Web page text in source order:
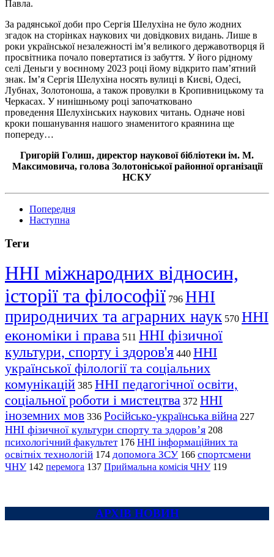
Павла.
За радянської доби про Сергія Шелухіна не було жодних
згадок на сторінках наукових чи довідкових видань. Лише в
роки української незалежності ім’я великого державотворця й
просвітника почало повертатися із забуття. У його рідному
селі Деньги у воєнному 2023 році йому відкрито пам’ятний
знак. Ім’я Сергія Шелухіна носять вулиці в Києві, Одесі,
Лубнах, Золотоноша, а також провулки в Кропивницькому та
Черкасах. У нинішньому році започатковано
проведення Шелухінських наукових читань. Одначе нові
кроки пошанування нашого знаменитого краянина ще
попереду…
Григорій Голиш, директор наукової бібліотеки ім. М.
Максимовича, голова Золотоніської районної організації
НСКУ
Попередня
Наступна
Теги
ННІ міжнародних відносин,
історії та філософії 796 ННІ
природничих та аграрних наук 570 ННІ
економіки і права 511 ННІ фізичної
культури, спорту і здоров'я 440 ННІ
української філології та соціальних
комунікацій 385 ННІ педагогічної освіти,
соціальної роботи і мистецтва 372 ННІ
іноземних мов 336 Російсько-українська війна 227
ННІ фізичної культури спорту та здоров’я 208
психологічний факультет 176 ННІ інформаційних та
освітніх технологій 174 допомога ЗСУ 166 спортсмени
ЧНУ 142 перемога 137 Приймальна комісія ЧНУ 119
АРХІВ НОВИН